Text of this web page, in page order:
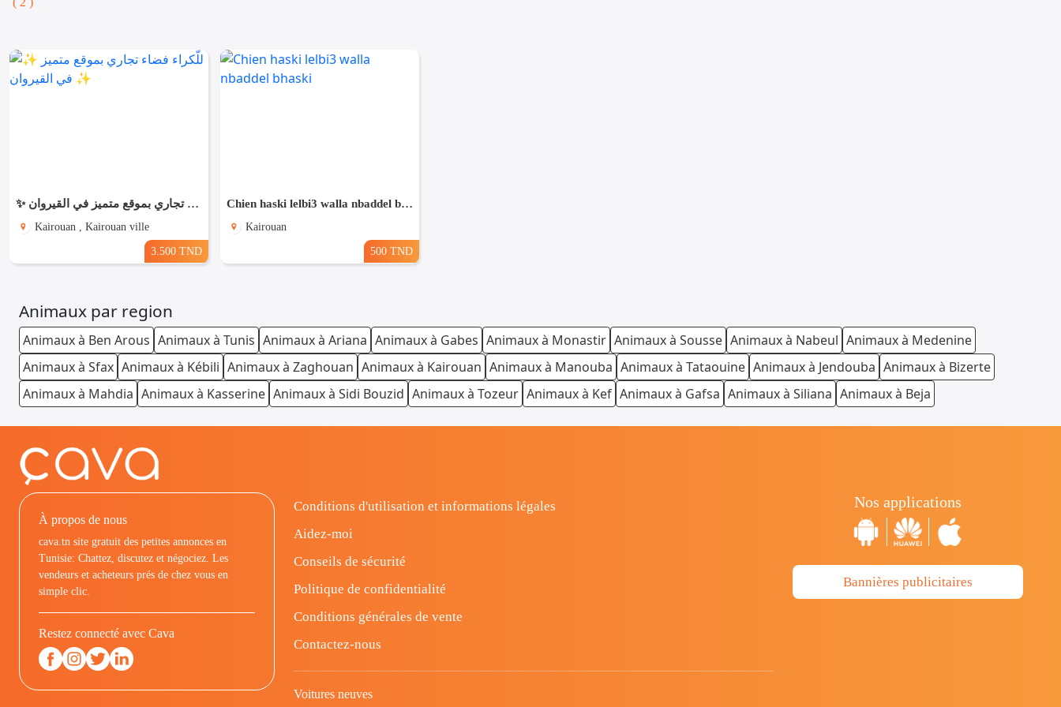
✨ للّكراء فضاء تجاري بموقع متميز في القيروان ✨
Kairouan , Kairouan ville
3.500 TND
Chien haski lelbi3 walla nbaddel bhaski
Kairouan
500 TND
Animaux par region
Animaux à Ben Arous Animaux à Tunis Animaux à Ariana Animaux à Gabes Animaux à Monastir Animaux à Sousse Animaux à Nabeul Animaux à Medenine
Animaux à Sfax Animaux à Kébili Animaux à Zaghouan Animaux à Kairouan Animaux à Manouba Animaux à Tataouine Animaux à Jendouba Animaux à Bizerte
Animaux à Mahdia Animaux à Kasserine Animaux à Sidi Bouzid Animaux à Tozeur Animaux à Kef Animaux à Gafsa Animaux à Siliana Animaux à Beja
À propos de nous
cava.tn site gratuit des petites annonces en
Tunisie: Chattez, discutez et négociez. Les
vendeurs et acheteurs prés de chez vous en
simple clic.
Restez connecté avec Cava
Conditions d'utilisation et informations légales
Aidez-moi
Conseils de sécurité
Politique de confidentialité
Conditions générales de vente
Contactez-nous
Voitures neuves
Nos applications
Bannières publicitaires